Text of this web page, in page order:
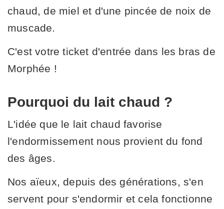
chaud, de miel et d'une pincée de noix de
muscade.
C'est votre ticket d'entrée dans les bras de
Morphée !
Pourquoi du lait chaud ?
L'idée que le lait chaud favorise
l'endormissement nous provient du fond
des âges.
Nos aïeux, depuis des générations, s'en
servent pour s'endormir et cela fonctionne